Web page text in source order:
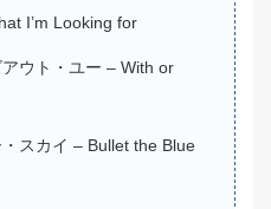
I’m Looking for
ウト・ユー – With or
スカイ – Bullet the Blue